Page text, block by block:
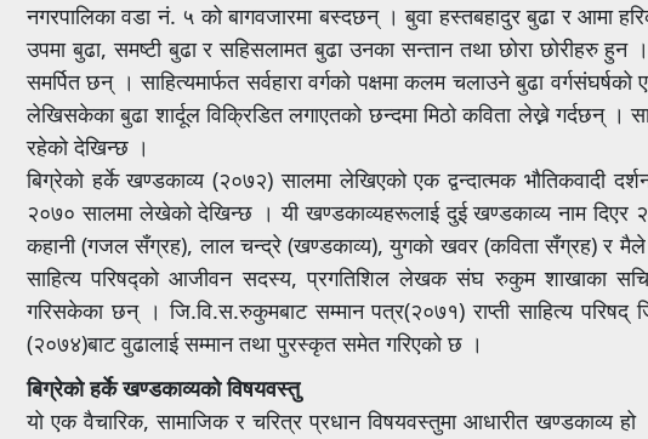
नगरपालिका वडा नं. ५ को बागवजारमा बस्दछन् । बुवा हस्तबहादुर बुढा र आमा
उपमा बुढा, समष्टी बुढा र सहिसलामत बुढा उनका सन्तान तथा छोरा छोरीहरु हुन
समर्पित छन् । साहित्यमार्फत सर्वहारा वर्गको पक्षमा कलम चलाउने बुढा
लेखिसकेका बुढा शार्दूल विक्रिडित लगाएतको छन्दमा मिठो कविता लेख्ने गर्दछन् ।
रहेको देखिन्छ ।
बिग्रेको हर्के खण्डकाव्य (२०७२) सालमा लेखिएको एक द्वन्दात्मक
२०७० सालमा लेखेको देखिन्छ । यी खण्डकाव्यहरूलाई दुई खण्डकाव्य नाम
कहानी (गजल सँग्रह), लाल चन्द्रे (खण्डकाव्य), युगको खवर (कविता सँग्रह) र मैले
साहित्य परिषद्को आजीवन सदस्य, प्रगतिशिल लेखक संघ रुकुम शाखाका
गरिसकेका छन् । जि.वि.स.रुकुमबाट सम्मान पत्र(२०७१) राप्ती साहित्य परिषद्
(२०७४)बाट वुढालाई सम्मान तथा पुरस्कृत समेत गरिएको छ ।
बिग्रेको हर्के खण्डकाव्यको विषयवस्तु
यो एक वैचारिक, सामाजिक र चरित्र प्रधान विषयवस्तुमा आधारीत खण्डकाव्य